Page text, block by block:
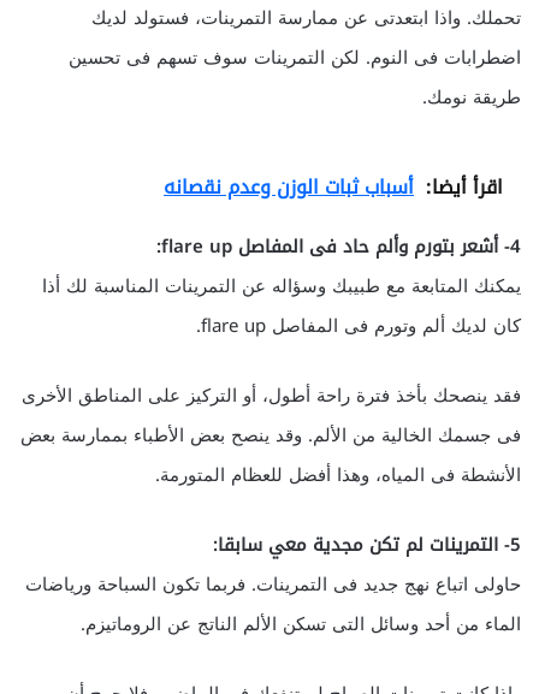
تحملك. واذا ابتعدتى عن ممارسة التمرينات، فستولد لديك
اضطرابات فى النوم. لكن التمرينات سوف تسهم فى تحسين
طريقة نومك.
اقرأ أيضا: أسباب ثبات الوزن وعدم نقصانه
4- أشعر بتورم وألم حاد فى المفاصل flare up:
يمكنك المتابعة مع طبيبك وسؤاله عن التمرينات المناسبة لك أذا
كان لديك ألم وتورم فى المفاصل flare up.
فقد ينصحك بأخذ فترة راحة أطول، أو التركيز على المناطق الأخرى
فى جسمك الخالية من الألم. وقد ينصح بعض الأطباء بممارسة بعض
الأنشطة فى المياه، وهذا أفضل للعظام المتورمة.
5- التمرينات لم تكن مجدية معي سابقا:
حاولى اتباع نهج جديد فى التمرينات. فربما تكون السباحة ورياضات
الماء من أحد وسائل التى تسكن الألم الناتج عن الروماتيزم.